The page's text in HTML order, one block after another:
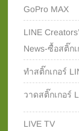
GoPro MAX
LINE
News-ซื้อสติ๊ก
ทำสติ๊กเกอร์
วาดสติ๊กเกอร์
LIVE TV